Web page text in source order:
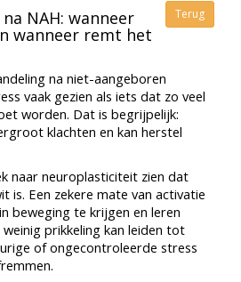
Terug
NAH: wanneer
wanneer remt het
na niet-aangeboren
vaak gezien als iets dat zo veel
worden. Dat is begrijpelijk:
klachten en kan herstel
naar neuroplasticiteit zien dat
is. Een zekere mate van activatie
beweging te krijgen en leren
prikkeling kan leiden tot
of ongecontroleerde stress